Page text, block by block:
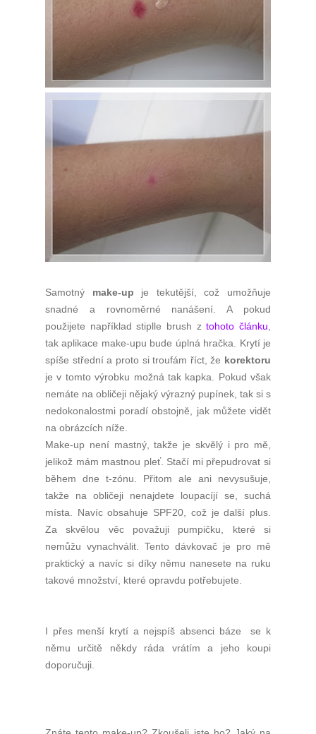
Samotný make-up je tekutější, což umožňuje
snadné a rovnoměrné nanášení. A pokud
použijete například stiplle brush z tohoto článku
tak aplikace make-upu bude úplná hračka. Krytí je
spíše střední a proto si troufám říct, že korektoru
je v tomto výrobku možná tak kapka. Pokud však
nemáte na obličeji nějaký výrazný pupínek, tak si s
nedokonalostmi poradí obstojně, jak můžete vidět
na obrázcích níže.
Make-up není mastný, takže je skvělý i pro mě,
jelikož mám mastnou pleť. Stačí mi přepudrovat si
během dne t-zónu. Přitom ale ani nevysušuje,
takže na obličeji nenajdete loupacíjí se, suchá
místa. Navíc obsahuje SPF20, což je další plus.
Za skvělou věc považuji pumpičku, které si
nemůžu vynachválit. Tento dávkovač je pro mě
praktický a navíc si díky němu nanesete na ruku
takové množství, které opravdu potřebujete.
I přes menší krytí a nejspíš absenci báze se k
němu určitě někdy ráda vrátím a jeho koupi
doporučuji.